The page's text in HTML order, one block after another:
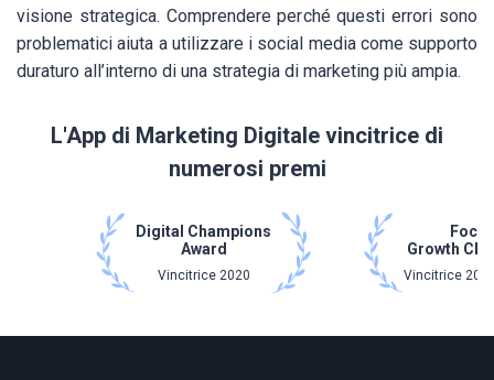
visione strategica. Comprendere perché questi errori sono
problematici aiuta a utilizzare i social media come supporto
duraturo all’interno di una strategia di marketing più ampia.
L'App di Marketing Digitale vincitrice di
numerosi premi
Digital Champions
Award
Vincitrice 2020
Focus
Growth
Vincitrice